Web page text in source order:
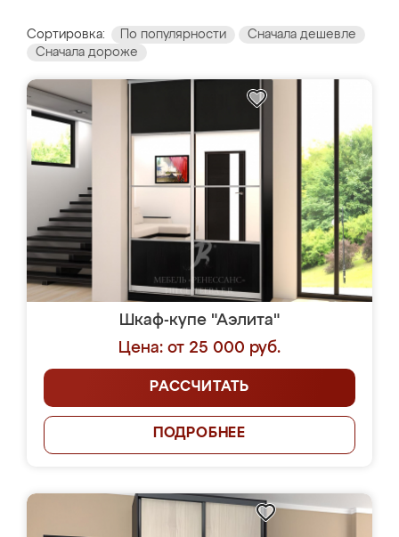
Сортировка: По популярности
Сначала дешевле
Сначала дороже
Шкаф-купе "Аэлита"
Цена: от 25 000 руб.
РАССЧИТАТЬ
ПОДРОБНЕЕ